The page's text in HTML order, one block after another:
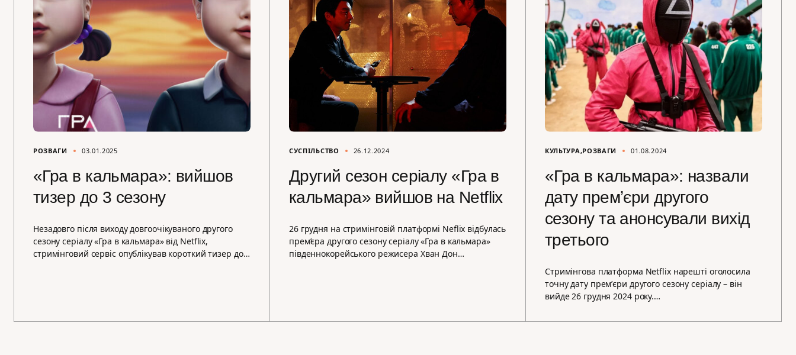
РОЗВАГИ 03.01.2025
«Гра в кальмара»: вийшов
тизер до 3 сезону
Незадовго після виходу довгоочікуваного другого
сезону серіалу «Гра в кальмара» від Netflix,
стримінговий сервіс опублікував короткий тизер до…
СУСПІЛЬСТВО 26.12.2024
Другий сезон серіалу «Гра в
кальмара» вийшов на Netflix
26 грудня на стримінговій платформі Neflix відбулась
прем’єра другого сезону серіалу «Гра в кальмара»
південнокорейського режисера Хван Дон…
КУЛЬТУРА РОЗВАГИ 01.08.2024
«Гра в кальмара»: назвали
дату премʼєри другого
сезону та анонсували вихід
третього
Стримінгова платформа Netflix нарешті оголосила
точну дату премʼєри другого сезону серіалу – він
вийде 26 грудня 2024 року.…